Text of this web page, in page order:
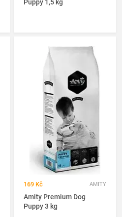
Puppy 1,5 kg
169 Kč AMITY
Amity Premium Dog
Puppy 3 kg